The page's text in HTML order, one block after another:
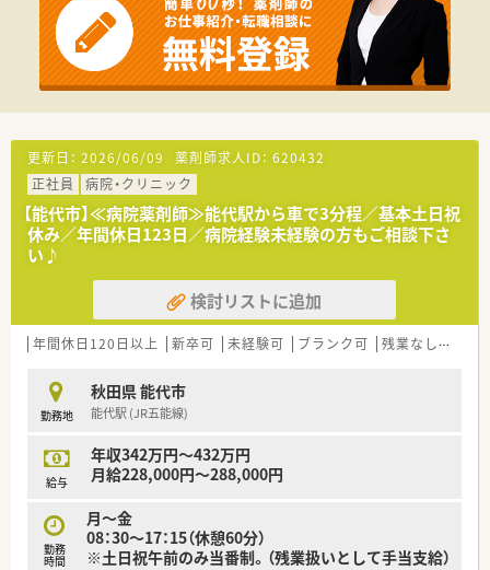
更新日： 2026/06/09 薬剤師求人ID： 620432
正社員
病院・クリニック
【能代市】≪病院薬剤師≫能代駅から車で3分程／基本土日祝
休み／年間休日123日／病院経験未経験の方もご相談下さ
い♪
検討リストに追加
年間休日120日以上 新卒可 未経験可 ブランク可 残業なし(ほぼなし含む)
勤務地
秋田県 能代市
能代駅 (JR五能線)
給与
年収342万円～432万円
月給228,000円～288,000円
勤務
時間
月～金
08：30～17：15（休憩60分）
※土日祝午前のみ当番制。（残業扱いとして手当支給）